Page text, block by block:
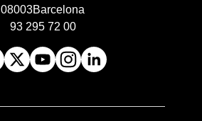
08003Barcelona
93 295 72 00